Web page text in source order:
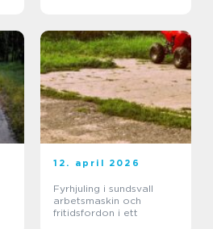
12. april 2026
Fyrhjuling i sundsvall
arbetsmaskin och
fritidsfordon i ett